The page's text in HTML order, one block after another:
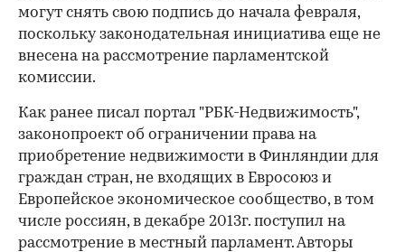
могут снять свою подпись до начала февраля,
поскольку законодательная инициатива еще не
внесена на рассмотрение парламентской
комиссии.
Как ранее писал портал "РБК-Недвижимость",
законопроект об ограничении права на
приобретение недвижимости в Финляндии для
граждан стран, не входящих в Евросоюз и
Европейское экономическое сообщество, в том
числе россиян, в декабре 2013г. поступил на
рассмотрение в местный парламент. Авторы